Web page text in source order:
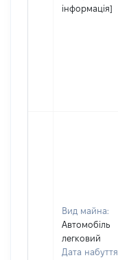
інформація]
Вид майна:
Автомобіль
легковий
Дата набуття